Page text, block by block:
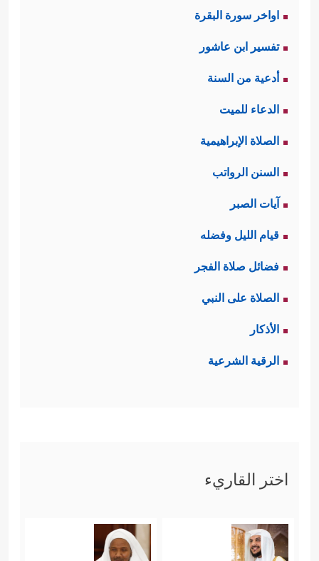
اواخر سورة البقرة
تفسير ابن عاشور
أدعية من السنة
الدعاء للميت
الصلاة الإبراهيمية
السنن الرواتب
آيات الصبر
قيام الليل وفضله
فضائل صلاة الفجر
الصلاة على النبي
الأذكار
الرقية الشرعية
اختر القاريء